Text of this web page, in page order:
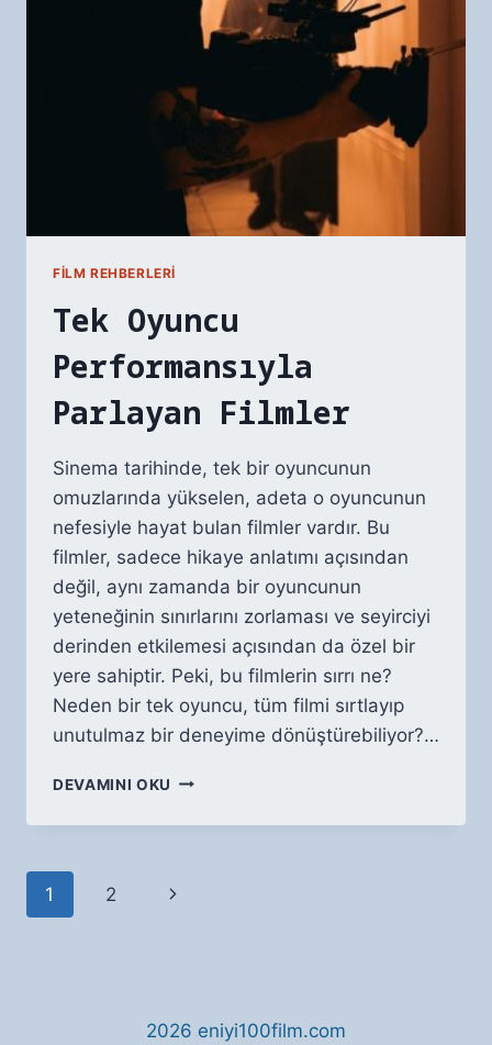
FILM REHBERLERI
Tek Oyuncu
Performansıyla
Parlayan Filmler
Sinema tarihinde, tek bir oyuncunun
omuzlarında yükselen, adeta o oyuncunun
nefesiyle hayat bulan filmler vardır. Bu
filmler, sadece hikaye anlatımı açısından
değil, aynı zamanda bir oyuncunun
yeteneğinin sınırlarını zorlaması ve seyirciyi
derinden etkilemesi açısından da özel bir
yere sahiptir. Peki, bu filmlerin sırrı ne?
Neden bir tek oyuncu, tüm filmi sırtlayıp
unutulmaz bir deneyime dönüştürebiliyor?…
DEVAMINI OKU TEK
PERFORMANSIYLA
Page
1 2
Next
2026 eniyi100film.com